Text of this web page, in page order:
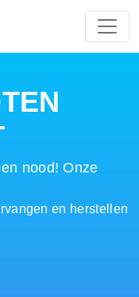
nood! Onze
en herstellen